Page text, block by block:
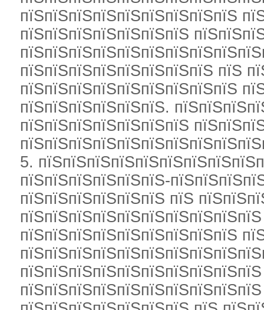
пїЅпїЅпїЅпїЅпїЅпїЅпїЅпїЅпїЅ
пїЅпїЅпїЅпїЅпїЅпїЅпїЅ
пїЅпїЅпїЅпїЅпїЅпїЅпїЅпїЅ пїЅ
пїЅпїЅпїЅпїЅпїЅпїЅпїЅпїЅпїЅ
пїЅпїЅпїЅпїЅпїЅпїЅ.
пїЅпїЅпїЅпїЅпїЅпїЅпїЅ
5.
пїЅпїЅпїЅпїЅпїЅпїЅ-
пїЅпїЅпїЅпїЅпїЅпїЅ пїЅ
пїЅпїЅпїЅпїЅпїЅпїЅпїЅпїЅпїЅ